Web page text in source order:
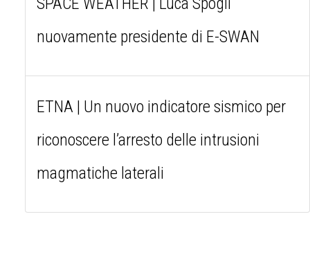
nuovamente presidente di E-SWAN
ETNA | Un nuovo indicatore sismico per
riconoscere l’arresto delle intrusioni
magmatiche laterali